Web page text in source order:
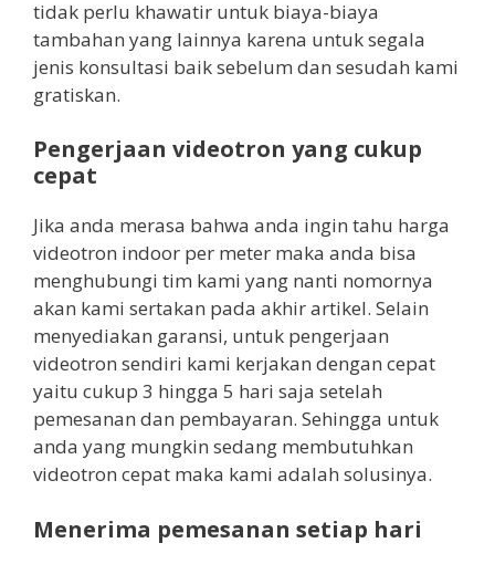
tidak perlu khawatir untuk biaya-biaya
tambahan yang lainnya karena untuk segala
jenis konsultasi baik sebelum dan sesudah kami
gratiskan.
Pengerjaan videotron yang cukup
cepat
Jika anda merasa bahwa anda ingin tahu harga
videotron indoor per meter maka anda bisa
menghubungi tim kami yang nanti nomornya
akan kami sertakan pada akhir artikel. Selain
menyediakan garansi, untuk pengerjaan
videotron sendiri kami kerjakan dengan cepat
yaitu cukup 3 hingga 5 hari saja setelah
pemesanan dan pembayaran. Sehingga untuk
anda yang mungkin sedang membutuhkan
videotron cepat maka kami adalah solusinya.
Menerima pemesanan setiap hari